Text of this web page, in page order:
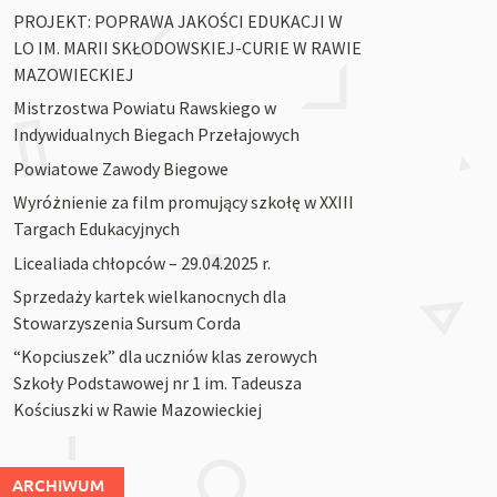
PROJEKT: POPRAWA JAKOŚCI EDUKACJI W
LO IM. MARII SKŁODOWSKIEJ-CURIE W RAWIE
MAZOWIECKIEJ
Mistrzostwa Powiatu Rawskiego w
Indywidualnych Biegach Przełajowych
Powiatowe Zawody Biegowe
Wyróżnienie za film promujący szkołę w XXIII
Targach Edukacyjnych
Licealiada chłopców – 29.04.2025 r.
Sprzedaży kartek wielkanocnych dla
Stowarzyszenia Sursum Corda
“Kopciuszek” dla uczniów klas zerowych
Szkoły Podstawowej nr 1 im. Tadeusza
Kościuszki w Rawie Mazowieckiej
ARCHIWUM